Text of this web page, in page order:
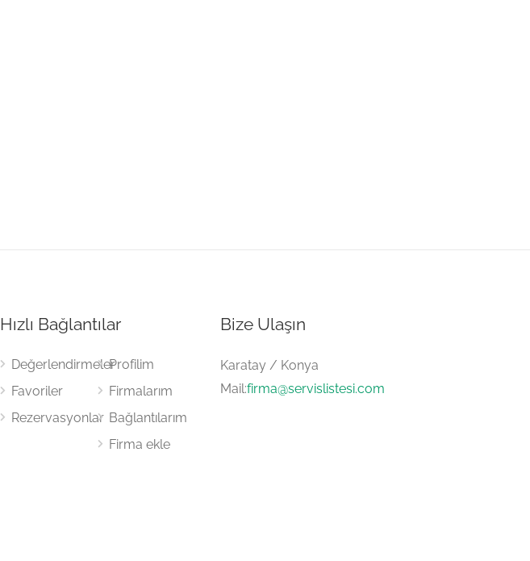
Hızlı Bağlantılar
Değerlendirmeler
Favoriler
Rezervasyonlar
Profilim
Firmalarım
Bağlantılarım
Firma ekle
Bize Ulaşın
Karatay / Konya
Mail:firma@servislistesi.com